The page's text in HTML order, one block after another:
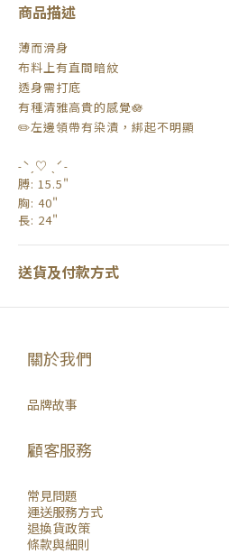
商品描述
薄而滑身
布料上有直間暗紋
透身需打底
有種清雅高貴的感覺🪷
✏️左邊領帶有染漬，綁起不明顯
˗ˋˏ♡ ˎˊ˗
膊: 15.5"
胸: 40"
長: 24"
送貨及付款方式
關於我們
品牌故事
顧客服務
常見問題
運送服務方式
退換貨政策
條款與細則